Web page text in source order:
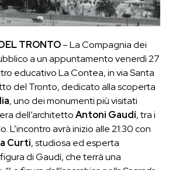
TRONTO– La Compagnia dei
a un appuntamento venerdì 27
educativo La Contea, in via Santa
del Tronto, dedicato alla scoperta
, uno dei monumenti più visitati
dell’architettoAntoni Gaudí, tra i
L’incontro avrà inizio alle 21:30 con
Curti, studiosa ed esperta
di Gaudí, che terrà una